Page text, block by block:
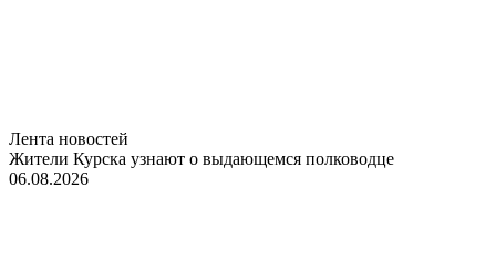
Лента новостей
Жители Курска узнают о выдающемся полководце
06.08.2026